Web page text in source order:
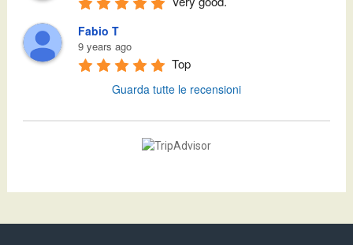
Fabio T
9 years ago
Top
Guarda tutte le recensioni